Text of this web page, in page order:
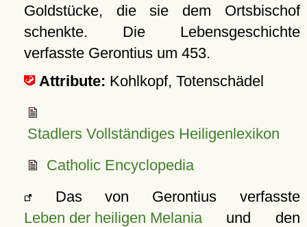
Goldstücke, die sie dem Ortsbischof
schenkte. Die Lebensgeschichte
verfasste Gerontius um 453.
Attribute: Kohlkopf, Totenschädel
Stadlers Vollständiges Heiligenlexikon
Catholic Encyclopedia
Das von Gerontius verfasste
Leben der heiligen Melaniaund den